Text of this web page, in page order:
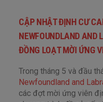
CẬP NHẬT ĐỊNH CƯ
NEWFOUNDLAND AND
ĐỒNG LOẠT MỜI ỨNG
Trong tháng 5 và đầu
Newfoundland and
các đợt mời ứng viên